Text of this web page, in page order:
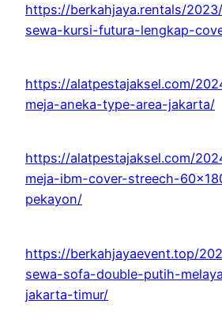
https://berkahjaya.rentals/
sewa-kursi-futura-lengkap-
https://alatpestajaksel.com/
meja-aneka-type-area-jakarta/
https://alatpestajaksel.com/
meja-ibm-cover-streech-
pekayon/
https://berkahjayaevent.top/
sewa-sofa-double-putih-
jakarta-timur/